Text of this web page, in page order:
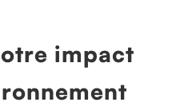
impact